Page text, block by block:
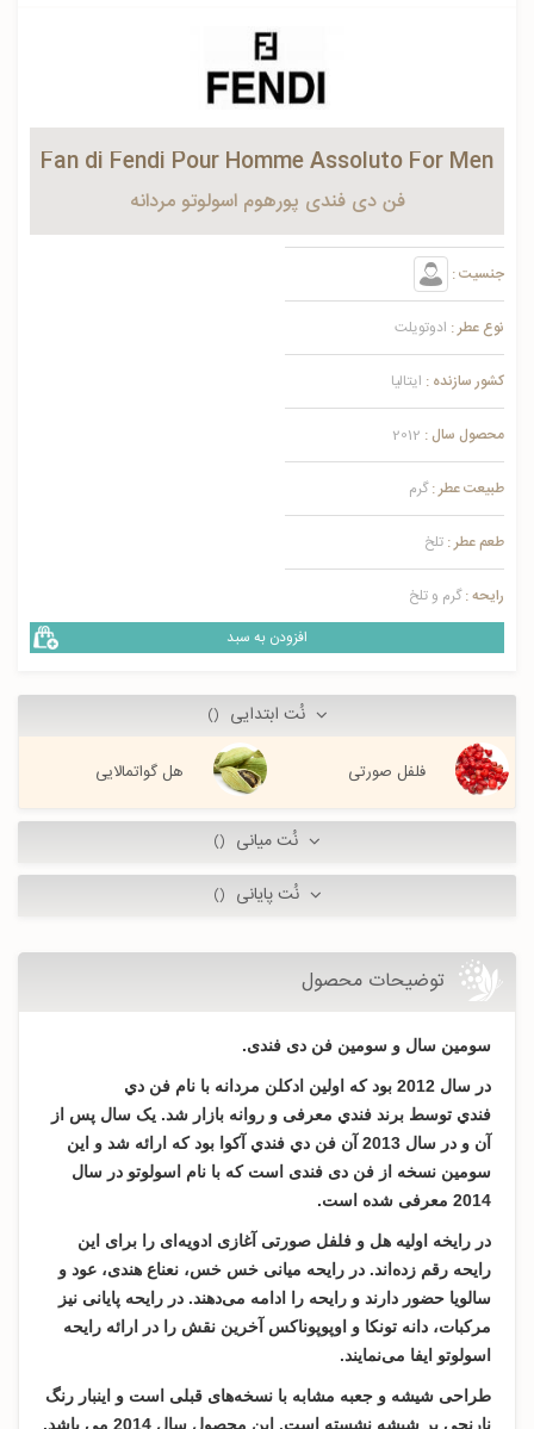
Fan di Fendi Pour Homme Assoluto For Men
فن دی فندی پورهوم اسولوتو مردانه
جنسیت :
نوع عطر : ادوتویلت
کشور سازنده : ایتالیا
محصول سال : 2012
طبیعت عطر : گرم
طعم عطر : تلخ
رایحه : گرم و تلخ
افزودن به سبد
نُت ابتدایی ()
فلفل صورتی هل گواتمالایی
نُت میانی ()
نُت پایانی ()
توضیحات محصول
سومین سال و سومین فن دی فندی.
در سال 2012 بود که اولین ادکلن مردانه با نام فن دي
فندي توسط برند فندي معرفی و روانه بازار شد. یک سال پس از
آن و در سال 2013 آن فن دي فندي آكوا بود که ارائه شد و این
سومین نسخه از فن دی فندی است که با نام اسولوتو در سال
2014 معرفی شده است.
در رايخه اولیه هل و فلفل صورتی آغازی ادویه‌ای را برای این
رایحه رقم زده‌اند. در رايحه میانی خس خس، نعناع هندی، عود و
سالویا حضور دارند و رایحه را ادامه می‌دهند. در رايحه پایانی نیز
مرکبات، دانه تونکا و اوپوپوناکس آخرین نقش را در ارائه رایحه
اسولوتو ایفا می‌نمایند.
طراحی شیشه و جعبه مشابه با نسخه‌های قبلی است و اینبار رنگ
نارنجی بر شیشه نشسته است. این محصول سال 2014 مي باشد.